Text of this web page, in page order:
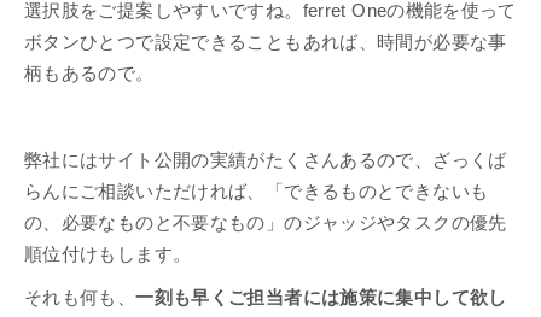
選択肢をご提案しやすいですね。ferret Oneの機能を使って
ボタンひとつで設定できることもあれば、時間が必要な事
柄もあるので。
弊社にはサイト公開の実績がたくさんあるので、ざっくば
らんにご相談いただければ、「できるものとできないも
の、必要なものと不要なもの」のジャッジやタスクの優先
順位付けもします。
それも何も、一刻も早くご担当者には施策に集中して欲し